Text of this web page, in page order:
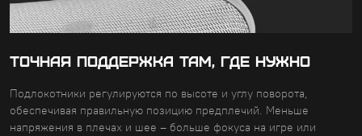
ТОЧНАЯ ПОДДЕРЖКА ТАМ, ГДЕ НУЖНО
Подлокотники регулируются по высоте и углу поворота,
обеспечивая правильную позицию предплечий. Меньше
напряжения в плечах и шее – больше фокуса на игре или